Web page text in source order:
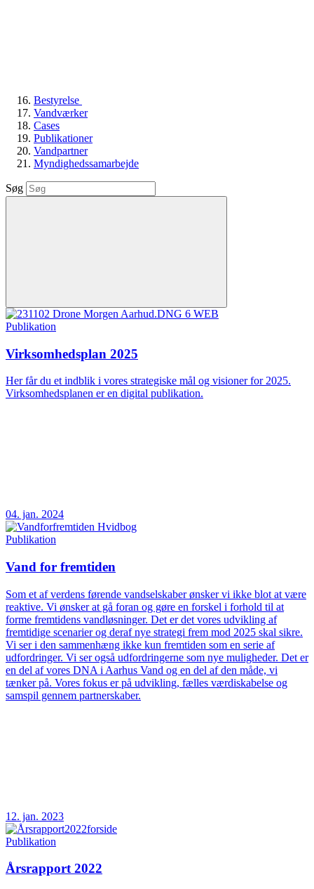
Bestyrelse
Vandværker
Cases
Publikationer
Vandpartner
Myndighedssamarbejde
Søg
Publikation
Virksomhedsplan 2025
Her får du et indblik i vores strategiske mål og visioner for 2025.
Virksomhedsplanen er en digital publikation.
04. jan. 2024
Publikation
Vand for fremtiden
Som et af verdens førende vandselskaber ønsker vi ikke blot at være
reaktive. Vi ønsker at gå foran og gøre en forskel i forhold til at
forme fremtidens vandløsninger. Det er det vores udvikling af
fremtidige scenarier og deraf nye strategi frem mod 2025 skal sikre.
Vi ser i den sammenhæng ikke kun fremtiden som en serie af
udfordringer. Vi ser også udfordringerne som nye muligheder. Det er
en del af vores DNA i Aarhus Vand og en del af den måde, vi
tænker på. Vores fokus er på udvikling, fælles værdiskabelse og
samspil gennem partnerskaber.
12. jan. 2023
Publikation
Årsrapport 2022